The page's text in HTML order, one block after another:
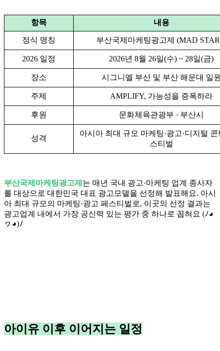
항목 내용
정식 명칭 부산국제마케팅광고제 (MAD
2026 일정 2026년 8월 26일(수) ~ 28일(금)
장소 시그니엘 부산 및 부산 해운대 일
주제 AMPLIFY, 가능성을 증폭하라
후원 문화체육관광부 · 부산시
성격
아시아 최대 규모 마케팅·광고·디지털
스티벌
부산국제마케팅광고제 는 매년 국내 광고·마케팅 업계 종사자
를 대상으로 대한민국 대표 광고모델을 선정해 발표해요. 아시
아 최대 규모의 마케팅·광고 페스티벌로, 이곳의 선정 결과는
광고업계 내에서 가장 공신력 있는 평가 중 하나로 꼽혀요 (ﾉ◕
ヮ◕)ﾉ
아이유 이후 이어지는 일정